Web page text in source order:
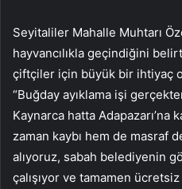
Seyitaliler Mahalle Muhtarı
hayvancılıkla geçindiğini
çiftçiler için büyük bir ihtiyaç
“Buğday ayıklama işi
Kaynarca hatta Adapazarı’na
zaman kaybı hem de masraf
alıyoruz, sabah belediyenin
çalışıyor ve tamamen